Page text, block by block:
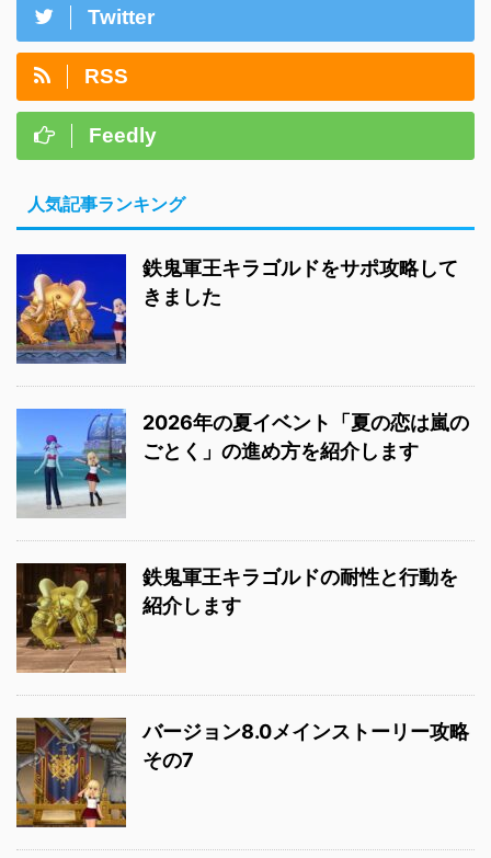
Twitter
RSS
Feedly
人気記事ランキング
鉄鬼軍王キラゴルドをサポ攻略して
きました
2026年の夏イベント「夏の恋は嵐の
ごとく」の進め方を紹介します
鉄鬼軍王キラゴルドの耐性と行動を
紹介します
バージョン8.0メインストーリー攻略
その7